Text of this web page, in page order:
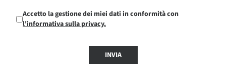
Accetto la gestione dei miei dati in conformità con
l'informativa sulla privacy.
INVIA